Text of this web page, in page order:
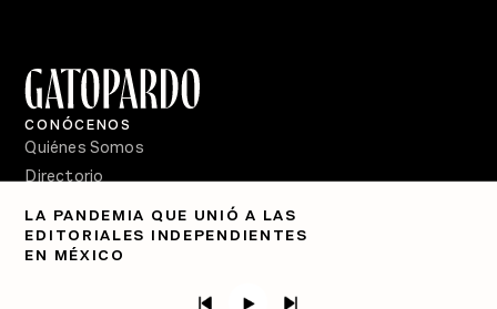
LA PANDEMIA QUE UNIÓ A LAS
EDITORIALES INDEPENDIENTES
EN MÉXICO
CONÓCENOS
Quiénes Somos
Directorio
PÓDCASTS
Semanario Gatopardo